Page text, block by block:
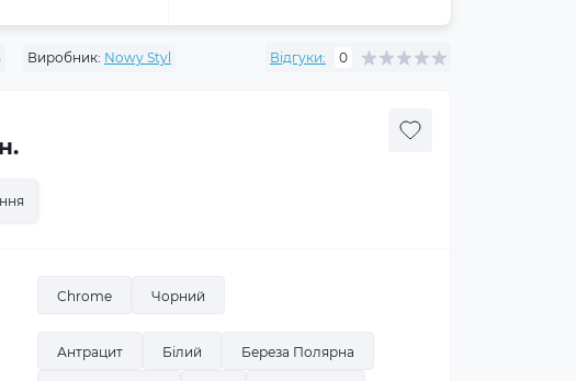
Виробник: Nowy Styl Відгуки: 0
Chrome Чорний
Антрацит Білий Береза Полярна